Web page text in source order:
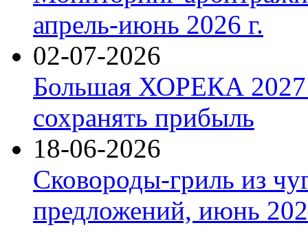
апрель-июнь 2026 г.
02-07-2026
Большая ХОРЕКА 2027:
сохранять прибыль
18-06-2026
Сковороды-гриль из
предложений, июнь